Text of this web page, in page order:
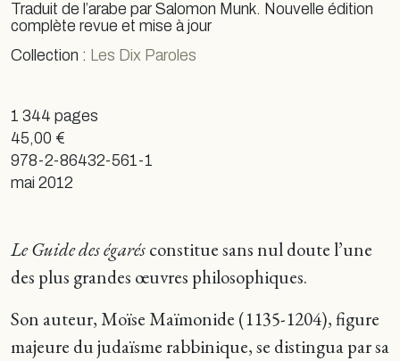
Traduit de l’arabe par Salomon Munk. Nouvelle édition
complète revue et mise à jour
Collection : Les Dix Paroles
1 344 pages
45,00 €
978-2-86432-561-1
mai 2012
Le Guide des égarésconstitue sans nul doute l’une
des plus grandes œuvres philosophiques.
Son auteur, Moïse Maïmonide (1135-1204), figure
majeure du judaïsme rabbinique, se distingua par sa